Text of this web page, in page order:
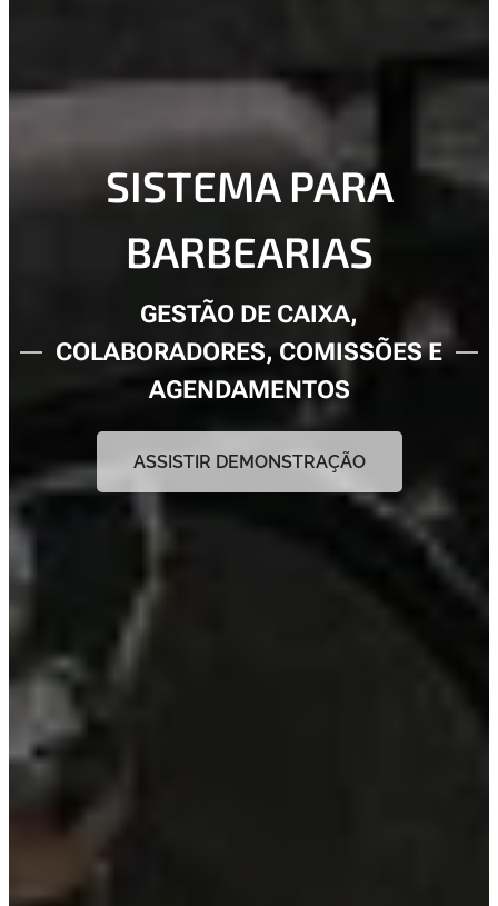
SISTEMA PARA
BARBEARIAS
GESTÃO DE CAIXA,
COLABORADORES, COMISSÕES E
AGENDAMENTOS
ASSISTIR DEMONSTRAÇÃO